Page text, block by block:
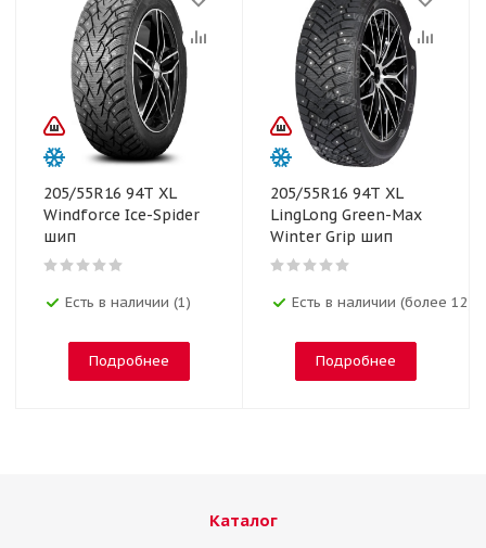
205/55R16 94T XL
Windforce Ice-Spider
шип
Есть в наличии (1)
Подробнее
205/55R16 94T XL
LingLong Green-Max
Winter Grip шип
Есть в наличии (более 12)
Подробнее
Каталог